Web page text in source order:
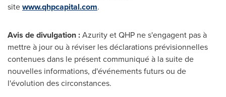
sitewww.qhpcapital.com.
Avis dedivulgation :Azurity et QHP ne s'engagent pas à
mettre à jour ou à réviser les déclarations prévisionnelles
contenues dans le présent communiqué à la suite de
nouvelles informations, d'événements futurs ou de
l'évolution des circonstances.